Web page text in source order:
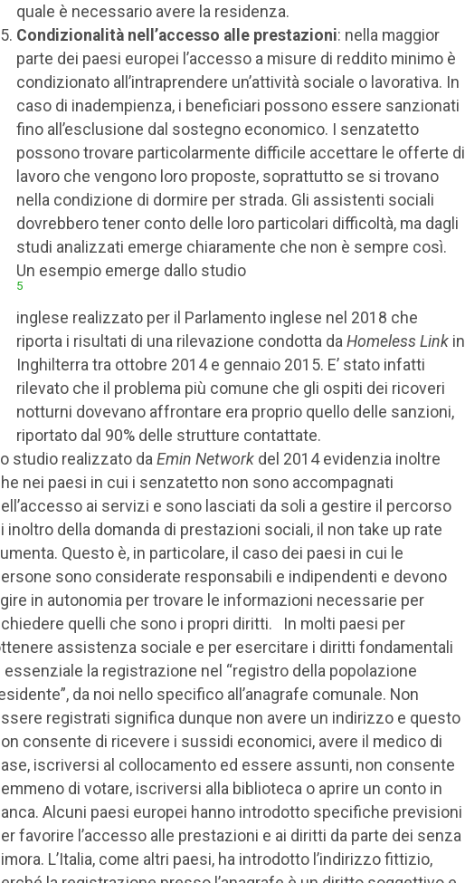
quale è necessario avere la residenza.
Condizionalità nell’accesso alle prestazioni: nella maggior
parte dei paesi europei l’accesso a misure di reddito minimo è
condizionato all’intraprendere un’attività sociale o lavorativa. In
caso di inadempienza, i beneficiari possono essere sanzionati
fino all’esclusione dal sostegno economico. I senzatetto
possono trovare particolarmente difficile accettare le offerte di
lavoro che vengono loro proposte, soprattutto se si trovano
nella condizione di dormire per strada. Gli assistenti sociali
dovrebbero tener conto delle loro particolari difficoltà, ma dagli
studi analizzati emerge chiaramente che non è sempre così.
Un esempio emerge dallo studio
5
inglese realizzato per il Parlamento inglese nel 2018 che
riporta i risultati di una rilevazione condotta da Homeless Linkin
Inghilterra tra ottobre 2014 e gennaio 2015. E’ stato infatti
rilevato che il problema più comune che gli ospiti dei ricoveri
notturni dovevano affrontare era proprio quello delle sanzioni,
riportato dal 90% delle strutture contattate.
studio realizzato da Emin Networkdel 2014 evidenzia inoltre
nei paesi in cui i senzatetto non sono accompagnati
ai servizi e sono lasciati da soli a gestire il percorso
inoltro della domanda di prestazioni sociali, il non take up rate
Questo è, in particolare, il caso dei paesi in cui le
sono considerate responsabili e indipendenti e devono
in autonomia per trovare le informazioni necessarie per
quelli che sono i propri diritti. In molti paesi per
assistenza sociale e per esercitare i diritti fondamentali
essenziale la registrazione nel “registro della popolazione
da noi nello specifico all’anagrafe comunale. Non
registrati significa dunque non avere un indirizzo e questo
consente di ricevere i sussidi economici, avere il medico di
iscriversi al collocamento ed essere assunti, non consente
di votare, iscriversi alla biblioteca o aprire un conto in
Alcuni paesi europei hanno introdotto specifiche previsioni
favorire l’accesso alle prestazioni e ai diritti da parte dei senza
L’Italia, come altri paesi, ha introdotto l’indirizzo fittizio,